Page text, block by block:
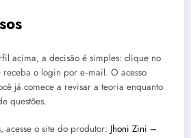
acima, a decisão é simples: clique no
o login por e‑mail. O acesso
já comece a revisar a teoria enquanto
questões.
acesse o site do produtor: Jhoni Zini –